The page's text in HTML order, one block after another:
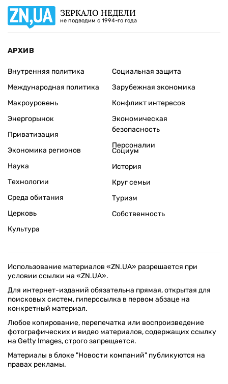
ЗЕРКАЛО НЕДЕЛИ
не подводим с 1994-го года
АРХИВ
Внутренняя политика
Международная политика
Макроуровень
Энергорынок
Приватизация
Экономика регионов
Социальная защита
Зарубежная экономика
Конфликт интересов
Экономическая
безопасность
Персоналии
Наука
Технологии
Среда обитания
Церковь
Культура
Социум
История
Круг семьи
Туризм
Собственность
Использование материалов «ZN.UA» разрешается при
условии ссылки на «ZN.UA».
Для интернет-изданий обязательна прямая, открытая для
поисковых систем, гиперссылка в первом абзаце на
конкретный материал.
Любое копирование, перепечатка или воспроизведение
фотографических и видео материалов, содержащих ссылку
на Getty Images, строго запрещается.
Материалы в блоке "Новости компаний" публикуются на
правах рекламы.